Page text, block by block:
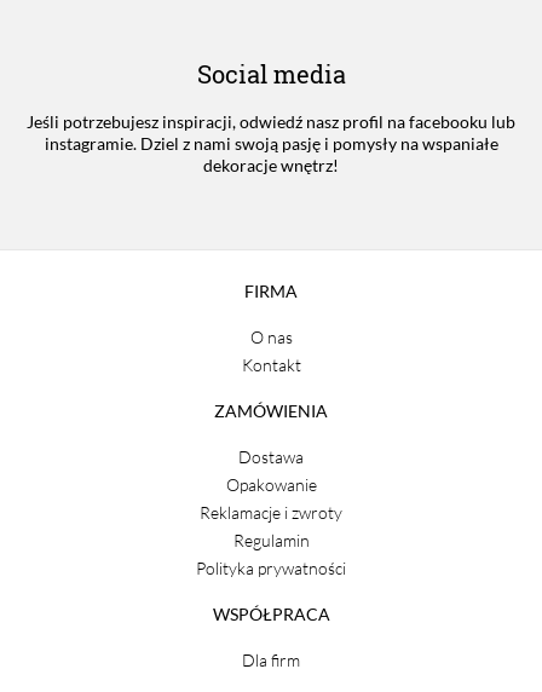
Social media
Jeśli potrzebujesz inspiracji, odwiedź nasz profil na facebooku lub
instagramie. Dziel z nami swoją pasję i pomysły na wspaniałe
dekoracje wnętrz!
FIRMA
O nas
Kontakt
ZAMÓWIENIA
Dostawa
Opakowanie
Reklamacje i zwroty
Regulamin
Polityka prywatności
WSPÓŁPRACA
Dla firm